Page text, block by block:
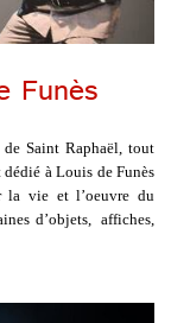
Funès
Saint Raphaël, tout
dédié à Louis de Funès
la vie et l’oeuvre du
d’objets, affiches,